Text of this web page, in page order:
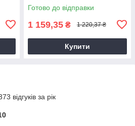
Готово до відправки
1 159,35 ₴ 1 220,37 ₴
Купити
відгуків за рік